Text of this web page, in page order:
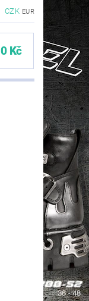
CZK EUR
0 Kč